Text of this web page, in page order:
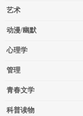
艺术
动漫/幽默
心理学
管理
青春文学
科普读物